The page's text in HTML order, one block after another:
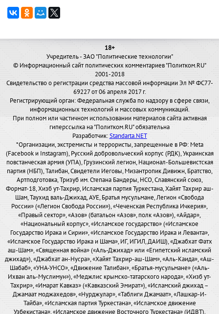
18+
Учредитель - ЗАО "Политические технологии"
© Информационный сайт политических комментариев "Политком.RU"
2001-2018
Свидетельство о регистрации средства массовой информации Эл № ФС77-
69227 от 06 апреля 2017 г.
Регистрирующий орган: Федеральная служба по надзору в сфере связи,
информационных технологий и массовых коммуникаций.
При полном или частичном использовании материалов сайта активная
гиперссылка на "Политком.RU" обязательна
Разработчик:Standarta.NET
*Организации, экстремисты и террористы, запрещенные в РФ: Meta
(Facebook и Instagram), Русский добровольческий корпус (РДК), Украинская
повстанческая армия (УПА), Грузинский легион, Национал-Большевистская
партия (НБП), Талибан, Свидетели Иеговы, Мизантропик Дивижн, Братство,
Артподготовка, Тризуб им. Степана Бандеры, НСО, Славянский союз,
Формат-18, Хизб ут-Тахрир, Исламская партия Туркестана, Хайят Тахрир аш-
Шам, Таухид валь-Джихад, АУЕ, Братья мусульмане, Легион «Свобода
России» («Легион Свобода России»), «Чеченская Республика Ичкерия»,
«Правый сектор», «Азов» (батальон «Азов», полк «Азов»), «Айдар»,
«Национальный корпус», «Исламское государство» («Исламское
Государство Ирака и Сирии», «Исламское Государство Ирака и Леванта»,
«Исламское Государство Ирака и Шама», ИГ, ИГИЛ, ДАИШ), «Джабхат Фатх
аш-Шам», «Священная война» («Аль-Джихад» или «Египетский исламский
джихад»), «Джабхат ан-Нусра», «Хайят Тахрир-аш-Шам», «Аль-Каида», «Аш-
Шабаб», «УНА-УНСО», «Движение Талибан», «Братья-мусульмане» («Аль-
Ихван аль-Муслимун»), «Меджлис крымско-татарского народа», «Хизб ут-
Тахрир», «Имарат Кавказ» («Кавказский Эмират»), «Исламский джихад –
Джамаат моджахедов», «Нурджулар», «Таблиги Джамаат», «Лашкар-И-
Тайба», «Исламская партия Туркестана», «Исламское движение
Узбекистана», «Исламское движение Восточного Туркестана» (ИДВТ),